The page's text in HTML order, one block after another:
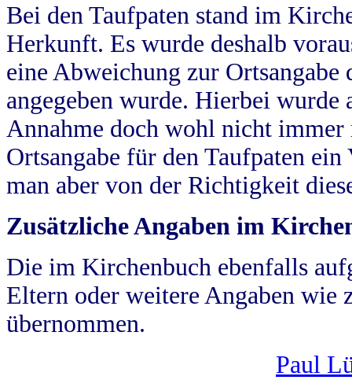
Bei den Taufpaten stand im
Herkunft. Es wurde deshalb
eine Abweichung zur
angegeben wurde. Hierbei wurde
Annahme doch wohl nicht
Ortsangabe für den Taufpaten
man aber von der Richtigkeit
Zusätzliche Angaben im
Die im Kirchenbuch ebenfalls
Eltern oder weitere Angaben wie
übernommen.
Paul